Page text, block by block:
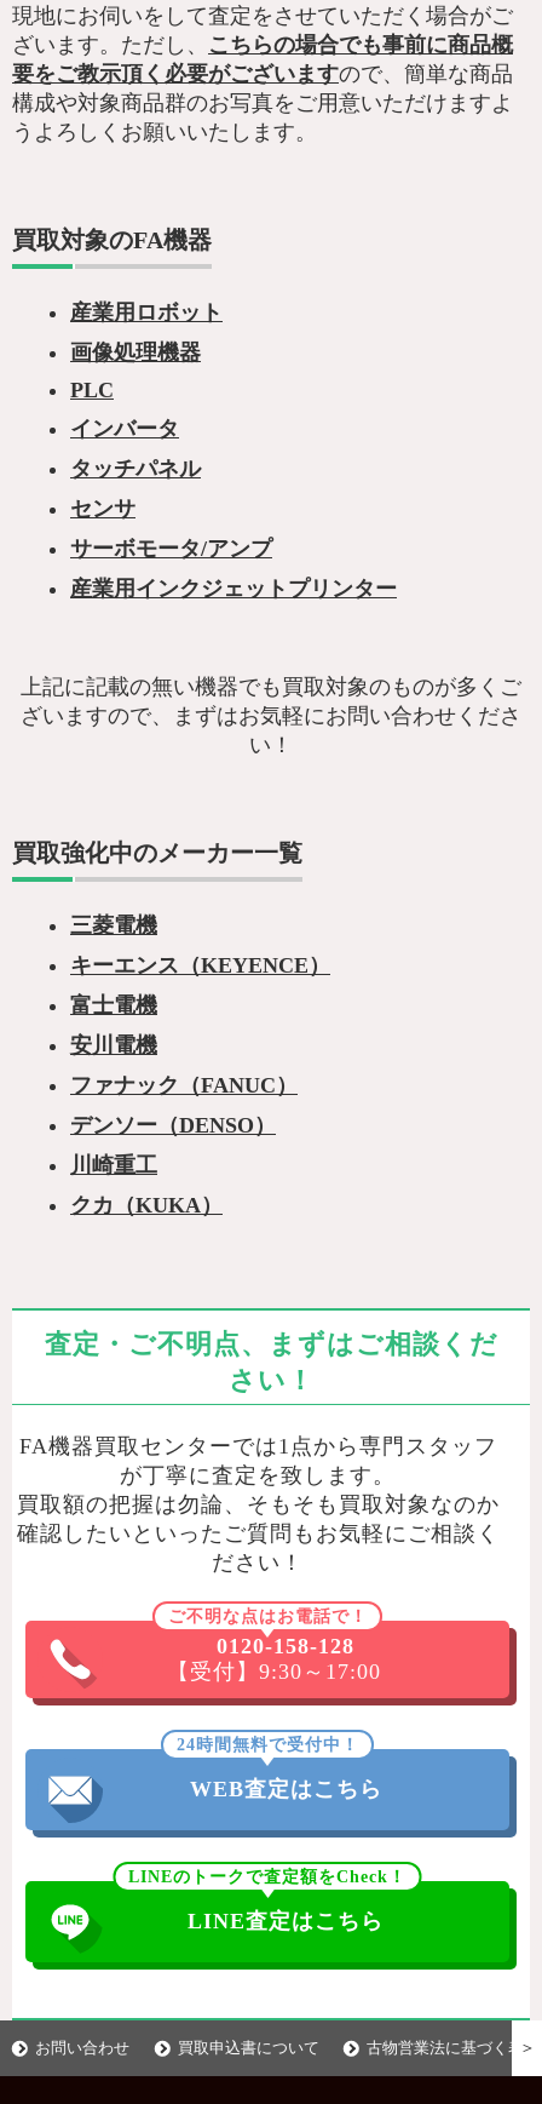
現地にお伺いをして査定をさせていただく場合がご
ざいます。ただし、 こちらの場合でも事前に商品概
要をご教示頂く必要がございますので、簡単な商品
構成や対象商品群のお写真をご用意いただけますよ
うよろしくお願いいたします。
買取対象のFA機器
産業用ロボット
画像処理機器
PLC
インバータ
タッチパネル
センサ
サーボモータ/アンプ
産業用インクジェットプリンター
上記に記載の無い機器でも買取対象のものが多くご
ざいますので、まずはお気軽にお問い合わせくださ
い！
買取強化中のメーカー一覧
三菱電機
キーエンス（KEYENCE）
富士電機
安川電機
ファナック（FANUC）
デンソー（DENSO）
川崎重工
クカ（KUKA）
査定・ご不明点、まずはご相談くだ
さい！
FA機器買取センターでは1点から専門スタッフ
が丁寧に査定を致します。
買取額の把握は勿論、そもそも買取対象なのか
確認したいといったご質問もお気軽にご相談く
ださい！
ご不明な点はお電話で！
0120-158-128
【受付】9:30～17:00
24時間無料で受付中！
WEB査定はこちら
LINEのトークで査定額をCheck！
LINE査定はこちら
お問い合わせ 買取申込書について 古物営業法に基づく表示
＞